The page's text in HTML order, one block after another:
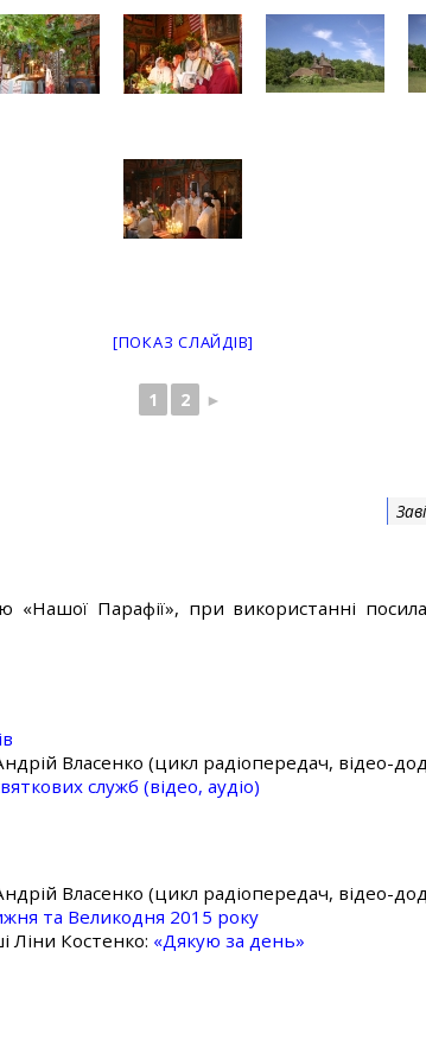
[ПОКАЗ СЛАЙДІВ]
1 2 ►
«Нашої Парафії», при використанні
Власенко (цикл радіопередач, відео-
служб (відео, аудіо)
Власенко (цикл радіопередач, відео-
та Великодня 2015 року
Ліни Костенко: «Дякую за день»